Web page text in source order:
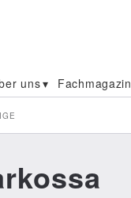
uns Fachmagazin